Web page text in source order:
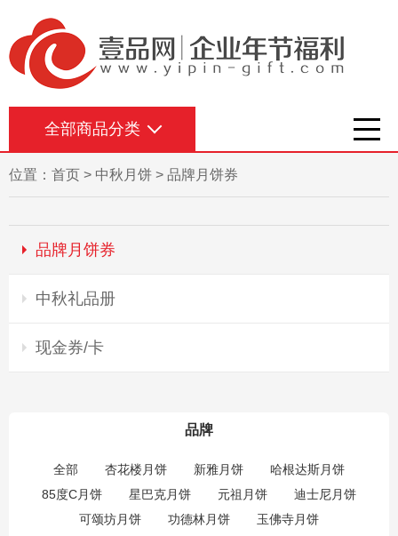
全部商品分类
位置： 首页 > 中秋月饼 > 品牌月饼券
品牌月饼券
中秋礼品册
现金券/卡
品牌
全部 杏花楼月饼 新雅月饼
哈根达斯月饼
85度C月饼
星巴克月饼 元祖月饼
迪士尼月饼
可颂坊月饼
功德林月饼
玉佛寺月饼